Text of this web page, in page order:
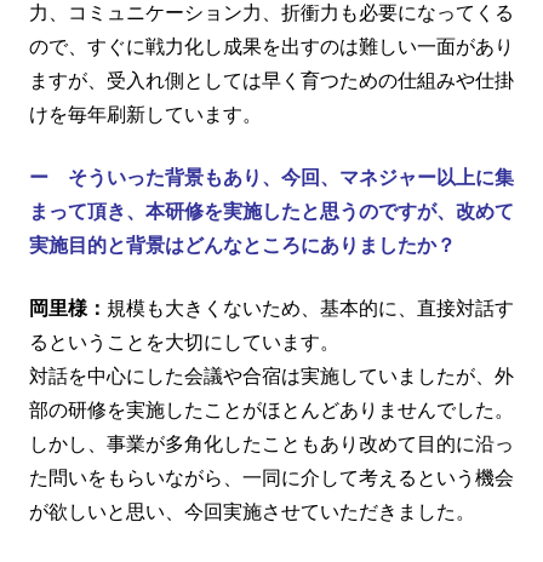
力、コミュニケーション力、折衝力も必要になってくる
ので、すぐに戦力化し成果を出すのは難しい一面があり
ますが、受入れ側としては早く育つための仕組みや仕掛
けを毎年刷新しています。
ー そういった背景もあり、今回、マネジャー以上に集
まって頂き、本研修を実施したと思うのですが、改めて
実施目的と背景はどんなところにありましたか？
岡里様： 規模も大きくないため、基本的に、直接対話す
るということを大切にしています。
対話を中心にした会議や合宿は実施していましたが、外
部の研修を実施したことがほとんどありませんでした。
しかし、事業が多角化したこともあり改めて目的に沿っ
た問いをもらいながら、一同に介して考えるという機会
が欲しいと思い、今回実施させていただきました。